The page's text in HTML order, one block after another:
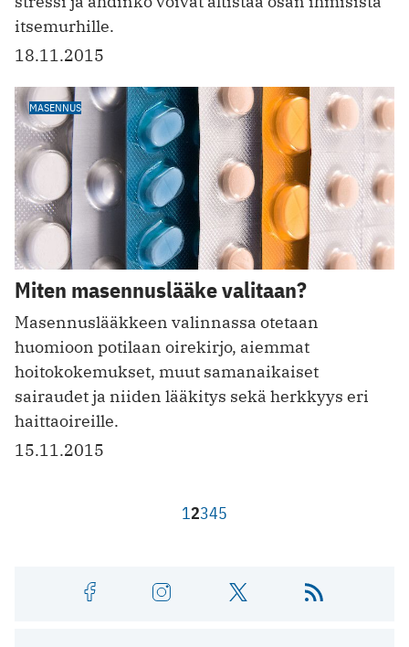
itsemurhille.
18.11.2015
MASENNUS
Miten masennuslääke valitaan?
Masennuslääkkeen valinnassa otetaan
huomioon potilaan oirekirjo, aiemmat
hoitokokemukset, muut ­samanaikaiset
sairaudet ja niiden lääkitys sekä herkkyys eri
haittaoireille.
15.11.2015
12345